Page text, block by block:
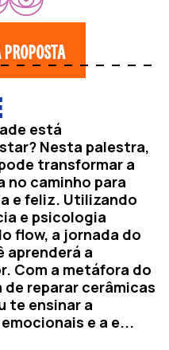
está
Nesta palestra,
transformar a
no caminho para
e feliz. Utilizando
e psicologia
flow, a jornada do
aprenderá a
Com a metáfora do
reparar cerâmicas
te ensinar a
e a e...